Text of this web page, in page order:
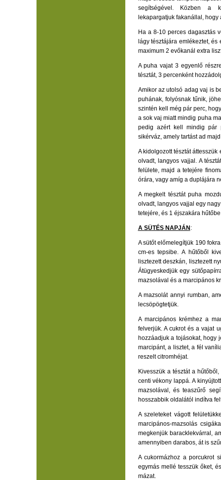
segítségével. Közben a
lekapargatjuk fakanállal,
Ha a 8-10 perces dagasztás
lágy tésztájára emlékeztet,
maximum 2 evőkanál extra
A puha vajat 3 egyenlő
tésztát, 3 percenként
Amikor az utolsó adag vaj is
puhának, folyósnak tűnik,
szintén kell még pár perc,
a sok vaj miatt mindig puha
pedig azért kell mindig pár
sikérváz, amely tartást ad
A kidolgozott tésztát
olvadt, langyos vajjal. A
felülete, majd a tetejére
órára, vagy amíg a duplájára
A megkelt tésztát puha
olvadt, langyos vajjal egy
tetejére, és 1 éjszakára
A SÜTÉS NAPJÁN :
A sütőt előmelegítjük 190
cm-es tepsibe. A hűtőből
lisztezett deszkán, lisztezett
Átügyeskedjük egy
mazsolával és a marcipános
A mazsolát annyi rumban,
lecsöpögtetjük.
A marcipános krémhez a
felverjük. A cukrot és a vajat
hozzáadjuk a tojásokat, hogy
marcipánt, a lisztet, a fél
reszelt citromhéjat.
Kivesszük a tésztát a
centi vékony lappá. A
mazsolával, és teaszűrő
hosszabbik oldalától indítva
A szeleteket vágott
marcipános-mazsolás
megkenjük baracklekvárral,
amennyiben darabos, át is
A cukormázhoz a porcukrot
egymás mellé tesszük őket,
mázat.